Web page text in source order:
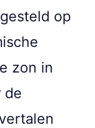
op
zon in
de